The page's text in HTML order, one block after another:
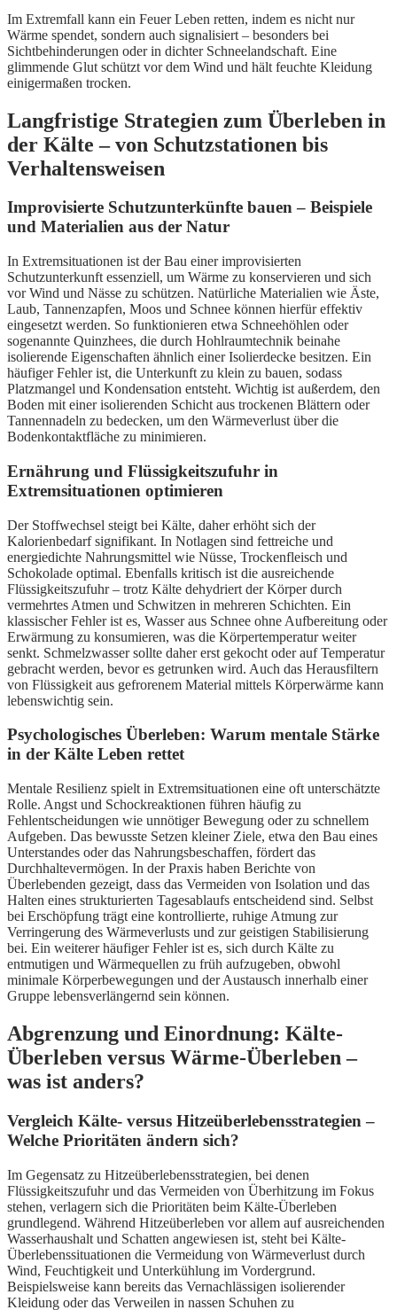
Im Extremfall kann ein Feuer Leben retten, indem es nicht nur
Wärme spendet, sondern auch signalisiert – besonders bei
Sichtbehinderungen oder in dichter Schneelandschaft. Eine
glimmende Glut schützt vor dem Wind und hält feuchte Kleidung
einigermaßen trocken.
Langfristige Strategien zum Überleben in
der Kälte – von Schutzstationen bis
Verhaltensweisen
Improvisierte Schutzunterkünfte bauen – Beispiele
und Materialien aus der Natur
In Extremsituationen ist der Bau einer improvisierten
Schutzunterkunft essenziell, um Wärme zu konservieren und sich
vor Wind und Nässe zu schützen. Natürliche Materialien wie Äste,
Laub, Tannenzapfen, Moos und Schnee können hierfür effektiv
eingesetzt werden. So funktionieren etwa Schneehöhlen oder
sogenannte Quinzhees, die durch Hohlraumtechnik beinahe
isolierende Eigenschaften ähnlich einer Isolierdecke besitzen. Ein
häufiger Fehler ist, die Unterkunft zu klein zu bauen, sodass
Platzmangel und Kondensation entsteht. Wichtig ist außerdem, den
Boden mit einer isolierenden Schicht aus trockenen Blättern oder
Tannennadeln zu bedecken, um den Wärmeverlust über die
Bodenkontaktfläche zu minimieren.
Ernährung und Flüssigkeitszufuhr in
Extremsituationen optimieren
Der Stoffwechsel steigt bei Kälte, daher erhöht sich der
Kalorienbedarf signifikant. In Notlagen sind fettreiche und
energiedichte Nahrungsmittel wie Nüsse, Trockenfleisch und
Schokolade optimal. Ebenfalls kritisch ist die ausreichende
Flüssigkeitszufuhr – trotz Kälte dehydriert der Körper durch
vermehrtes Atmen und Schwitzen in mehreren Schichten. Ein
klassischer Fehler ist es, Wasser aus Schnee ohne Aufbereitung oder
Erwärmung zu konsumieren, was die Körpertemperatur weiter
senkt. Schmelzwasser sollte daher erst gekocht oder auf Temperatur
gebracht werden, bevor es getrunken wird. Auch das Herausfiltern
von Flüssigkeit aus gefrorenem Material mittels Körperwärme kann
lebenswichtig sein.
Psychologisches Überleben: Warum mentale Stärke
in der Kälte Leben rettet
Mentale Resilienz spielt in Extremsituationen eine oft unterschätzte
Rolle. Angst und Schockreaktionen führen häufig zu
Fehlentscheidungen wie unnötiger Bewegung oder zu schnellem
Aufgeben. Das bewusste Setzen kleiner Ziele, etwa den Bau eines
Unterstandes oder das Nahrungsbeschaffen, fördert das
Durchhaltevermögen. In der Praxis haben Berichte von
Überlebenden gezeigt, dass das Vermeiden von Isolation und das
Halten eines strukturierten Tagesablaufs entscheidend sind. Selbst
bei Erschöpfung trägt eine kontrollierte, ruhige Atmung zur
Verringerung des Wärmeverlusts und zur geistigen Stabilisierung
bei. Ein weiterer häufiger Fehler ist es, sich durch Kälte zu
entmutigen und Wärmequellen zu früh aufzugeben, obwohl
minimale Körperbewegungen und der Austausch innerhalb einer
Gruppe lebensverlängernd sein können.
Abgrenzung und Einordnung: Kälte-
Überleben versus Wärme-Überleben –
was ist anders?
Vergleich Kälte- versus Hitzeüberlebensstrategien –
Welche Prioritäten ändern sich?
Im Gegensatz zu Hitzeüberlebensstrategien, bei denen
Flüssigkeitszufuhr und das Vermeiden von Überhitzung im Fokus
stehen, verlagern sich die Prioritäten beim Kälte-Überleben
grundlegend. Während Hitzeüberleben vor allem auf ausreichenden
Wasserhaushalt und Schatten angewiesen ist, steht bei Kälte-
Überlebenssituationen die Vermeidung von Wärmeverlust durch
Wind, Feuchtigkeit und Unterkühlung im Vordergrund.
Beispielsweise kann bereits das Vernachlässigen isolierender
Kleidung oder das Verweilen in nassen Schuhen zu